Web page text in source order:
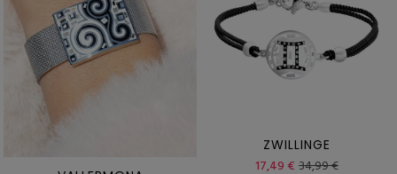
ZWILLINGE
17,49 € 34,99 €